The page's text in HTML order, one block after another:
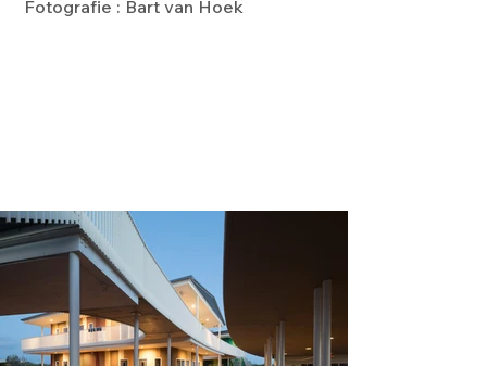
Fotografie : Bart van Hoek